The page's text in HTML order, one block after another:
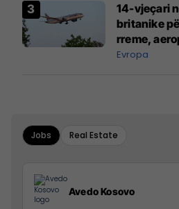
14-vjeçari
britanike
rreme,
ngritën në
Evropa
Jobs Real Estate
Avedo Kosovo